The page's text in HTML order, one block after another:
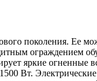
поколения. Ее
ограждением
яркие
Вт.